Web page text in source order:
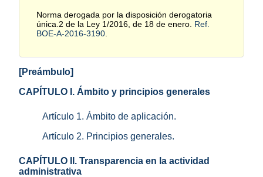
Norma derogada por la disposición derogatoria
única.2 de la Ley 1/2016, de 18 de enero. Ref.
BOE-A-2016-3190.
[Preámbulo]
CAPÍTULO I. Ámbito y principios generales
Artículo 1. Ámbito de aplicación.
Artículo 2. Principios generales.
CAPÍTULO II. Transparencia en la actividad
administrativa